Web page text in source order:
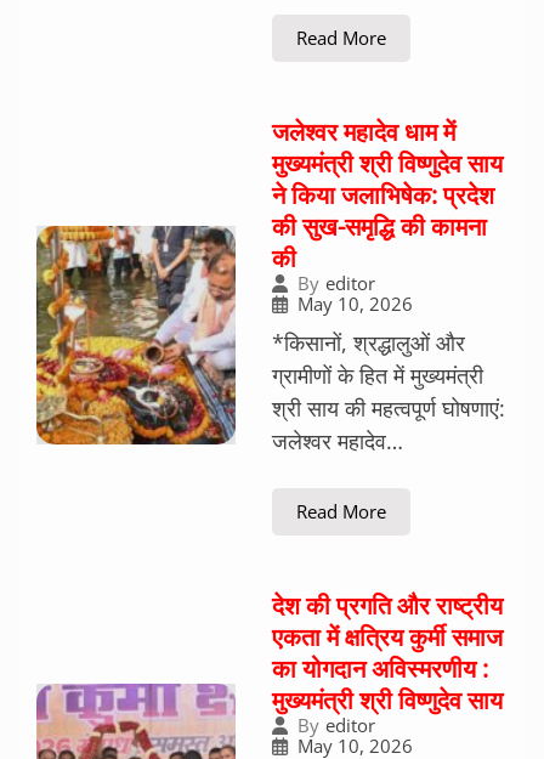
Read More
जलेश्वर महादेव धाम में
मुख्यमंत्री श्री विष्णुदेव साय
ने किया जलाभिषेक: प्रदेश
की सुख-समृद्धि की कामना
की
By editor
May 10, 2026
*किसानों, श्रद्धालुओं और
ग्रामीणों के हित में मुख्यमंत्री
श्री साय की महत्वपूर्ण घोषणाएं:
जलेश्वर महादेव…
Read More
देश की प्रगति और राष्ट्रीय
एकता में क्षत्रिय कुर्मी समाज
का योगदान अविस्मरणीय :
मुख्यमंत्री श्री विष्णुदेव साय
By editor
May 10, 2026